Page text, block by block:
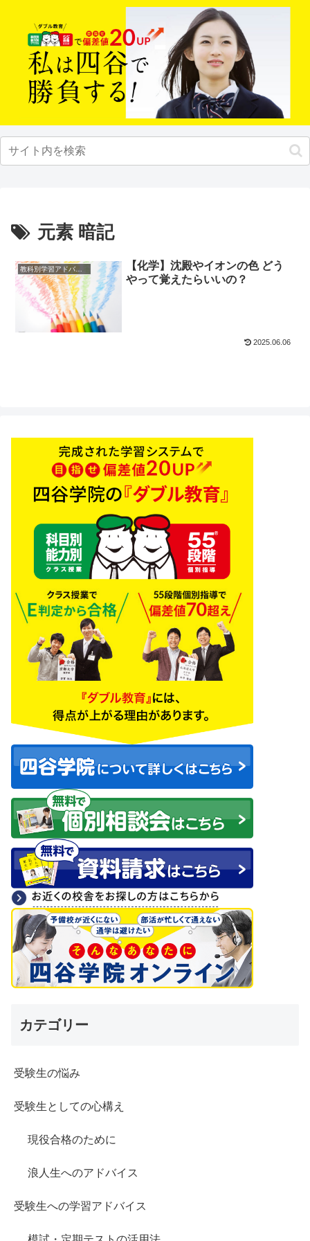
元素 暗記
教科別学習アドバイス
【化学】沈殿やイオンの色 どう
やって覚えたらいいの？
2025.06.06
カテゴリー
受験生の悩み
受験生としての心構え
現役合格のために
浪人生へのアドバイス
受験生への学習アドバイス